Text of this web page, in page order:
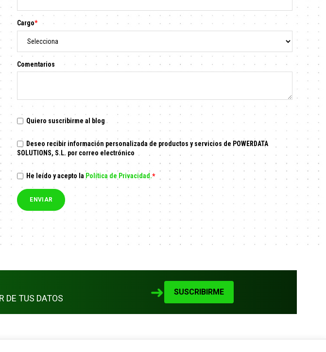
Cargo*
Comentarios
Quiero suscribirme al blog
Deseo recibir información personalizada de productos y servicios de POWERDATA
SOLUTIONS, S.L. por correo electrónico
He leído y acepto la Política de Privacidad.*
DE TUS DATOS ➜ SUSCRIBIRME